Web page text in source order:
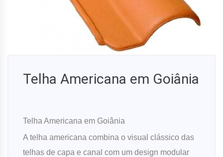
Telha Americana em Goiânia
Telha Americana em Goiânia
A telha americana combina o visual clássico das
telhas de capa e canal com um design modular